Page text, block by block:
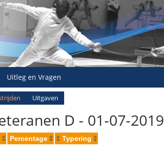
Uitleg en Vragen
Uitgaven
D - 01-07-2019
Percentage Typering